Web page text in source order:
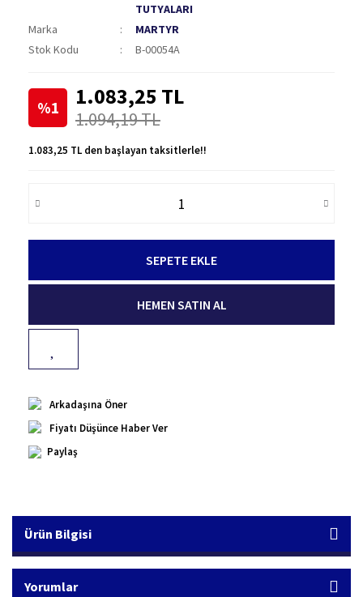
TUTYALARI
Marka
MARTYR
Stok Kodu
B-00054A
%1 1.083,25 TL
1.094,19 TL
1.083,25 TL den başlayan taksitlerle!!
SEPETE EKLE
HEMEN SATIN AL
Arkadaşına Öner
Fiyatı Düşünce Haber Ver
Paylaş
Ürün Bilgisi
Yorumlar